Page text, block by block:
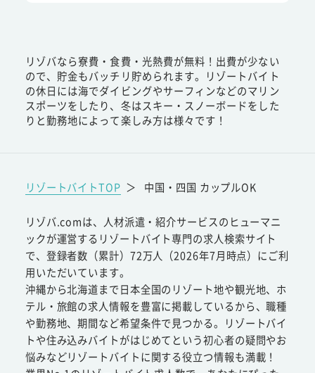
リゾバなら寮費・食費・光熱費が無料！出費が少ない
ので、貯金もバッチリ貯められます。リゾートバイト
の休日には海でダイビングやサーフィンなどのマリン
スポーツをしたり、冬はスキー・スノーボードをした
りと勤務地によって楽しみ方は様々です！
リゾートバイトTOP ＞ 中国・四国 カップルOK
リゾバ.comは、人材派遣・紹介サービスのヒューマニ
ックが運営するリゾートバイト専門の求人検索サイト
で、登録者数（累計）72万人（2026年7月時点）にご利
用いただいています。
沖縄から北海道まで日本全国のリゾート地や観光地、ホ
テル・旅館の求人情報を豊富に掲載しているから、職種
や勤務地、期間など希望条件で見つかる。リゾートバイ
トや住み込みバイトがはじめてという初心者の疑問やお
悩みなどリゾートバイトに関する役立つ情報も満載！